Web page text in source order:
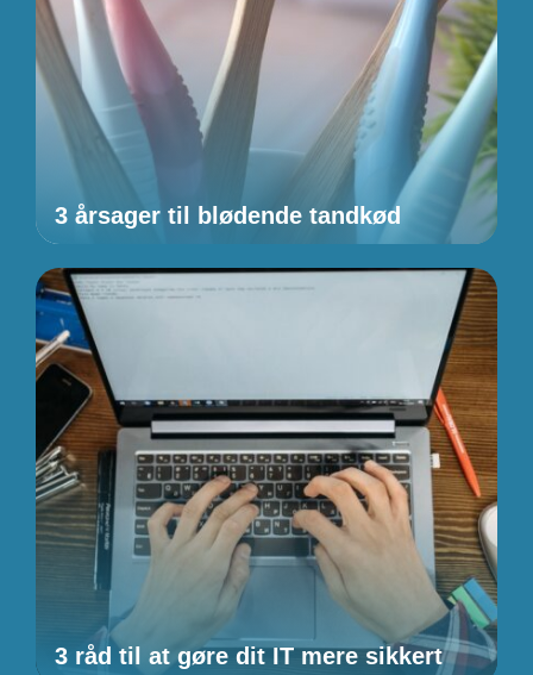
3 årsager til blødende tandkød
3 råd til at gøre dit IT mere sikkert